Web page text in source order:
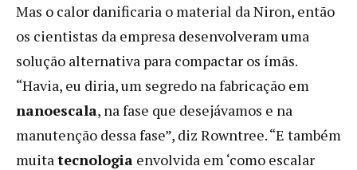
Mas o calor danificaria o material da Niron, então
os cientistas da empresa desenvolveram uma
solução alternativa para compactar os ímãs.
“Havia, eu diria, um segredo na fabricação em
nanoescala, na fase que desejávamos e na
manutenção dessa fase”, diz Rowntree. “E também
muitatecnologia envolvida em ‘como escalar